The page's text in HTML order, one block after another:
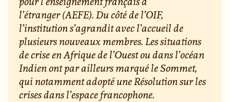
l’étranger (AEFE). Du côté de l’OIF,
l’institution s’agrandit avec l’accueil de
plusieurs nouveaux membres. Les situations
de crise en Afrique de l’Ouest ou dans l’océan
Indien ont par ailleurs marqué le Sommet,
qui notamment adopté une Résolution sur les
crises dans l’espace francophone.